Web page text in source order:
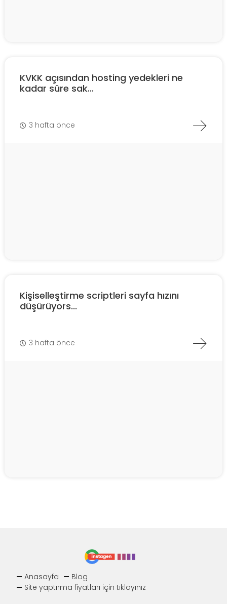
KVKK açısından hosting yedekleri ne
kadar süre sak...
3 hafta önce
Kişiselleştirme scriptleri sayfa hızını
düşürüyors...
3 hafta önce
Anasayfa
Blog
Site yaptırma fiyatları için tıklayınız